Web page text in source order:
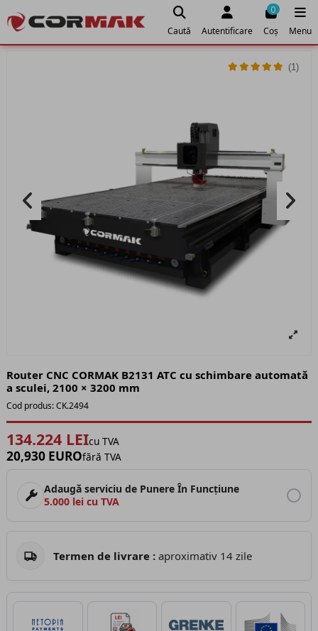
Caută Autentificare
0
Coș Menu
Router CNC CORMAK B2131 ATC cu schimbare automată
a sculei, 2100 × 3200 mm
(1)
Cod produs:CK.2494
134.224 LEIcu TVA
20,930 EUROfără TVA
Adaugă serviciu de Punere În Funcțiune
5.000 lei cu TVA
Termen de livrare : aproximativ 14 zile